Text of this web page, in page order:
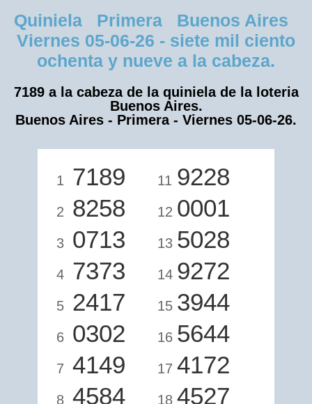
Quiniela Primera Buenos Aires
Viernes 05-06-26 - siete mil ciento
ochenta y nueve a la cabeza.
7189 a la cabeza de la quiniela de la loteria
Buenos Aires.
Buenos Aires - Primera - Viernes 05-06-26.
1 7189
2 8258
3 0713
4 7373
5 2417
6 0302
7 4149
8 4584
11 9228
12 0001
13 5028
14 9272
15 3944
16 5644
17 4172
18 4527